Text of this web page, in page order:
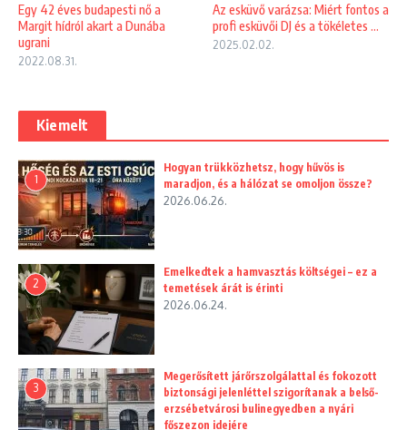
Egy 42 éves budapesti nő a
Margit hídról akart a Dunába
ugrani
2022.08.31.
Az esküvő varázsa: Miért fontos a
profi esküvői DJ és a tökéletes ...
2025.02.02.
Kiemelt
1
Hogyan trükközhetsz, hogy hűvös is
maradjon, és a hálózat se omoljon össze?
2026.06.26.
2
Emelkedtek a hamvasztás költségei – ez a
temetések árát is érinti
2026.06.24.
3
Megerősített járőrszolgálattal és fokozott
biztonsági jelenléttel szigorítanak a belső-
erzsébetvárosi bulinegyedben a nyári
főszezon idejére